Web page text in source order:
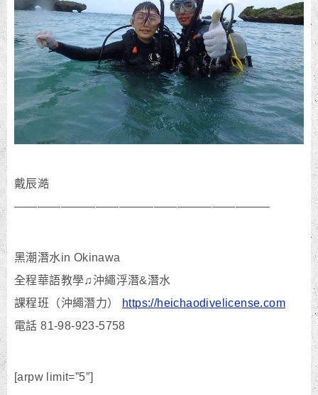
戴辰澔
——————————————————————
黑潮潛水in Okinawa
全程華語教學♫沖繩浮潛&潛水
課程班（沖繩潛力）
https://heichaodivelicense.com
電話 81-98-923-5758
[arpw limit=”5″]